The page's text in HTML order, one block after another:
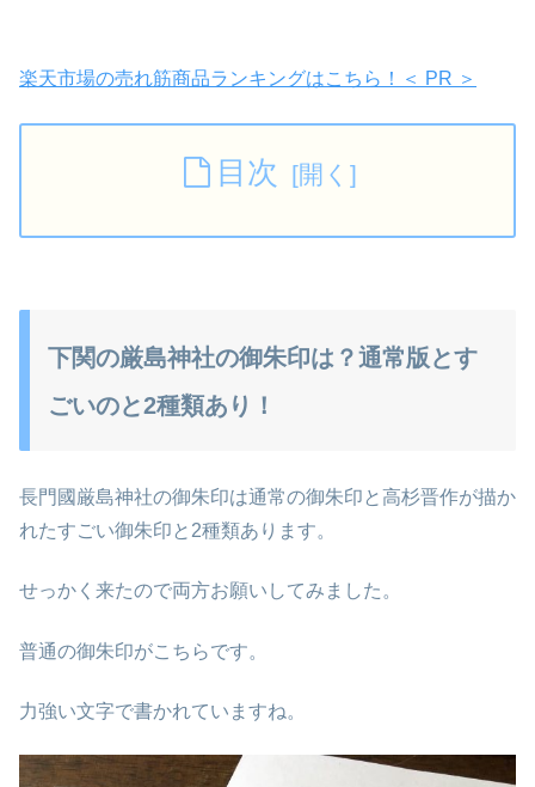
楽天市場の売れ筋商品ランキングはこちら！＜ PR ＞
目次
下関の厳島神社の御朱印は？通常版とす
ごいのと2種類あり！
長門國厳島神社の御朱印は通常の御朱印と高杉晋作が描か
れたすごい御朱印と2種類あります。
せっかく来たので両方お願いしてみました。
普通の御朱印がこちらです。
力強い文字で書かれていますね。